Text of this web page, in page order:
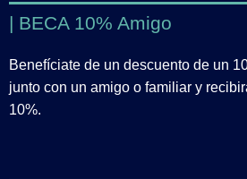
| BECA 10% Amigo
Benefíciate de un descuento de un
junto con un amigo o familiar y
10%.